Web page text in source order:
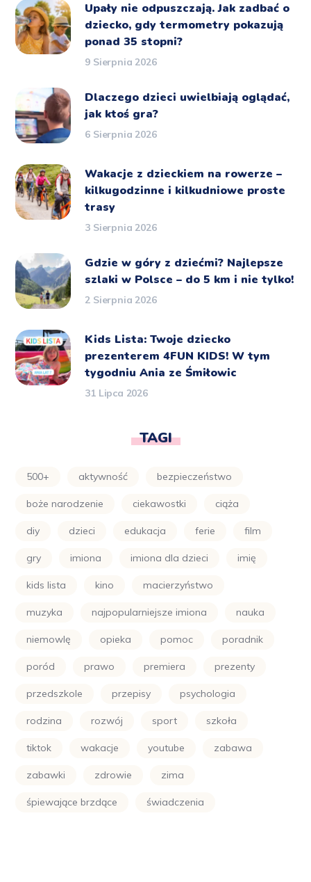
Upały nie odpuszczają. Jak zadbać o
dziecko, gdy termometry pokazują
ponad 35 stopni?
9 Sierpnia 2026
Dlaczego dzieci uwielbiają oglądać,
jak ktoś gra?
6 Sierpnia 2026
Wakacje z dzieckiem na rowerze –
kilkugodzinne i kilkudniowe proste
trasy
3 Sierpnia 2026
Gdzie w góry z dziećmi? Najlepsze
szlaki w Polsce – do 5 km i nie tylko!
2 Sierpnia 2026
Kids Lista: Twoje dziecko
prezenterem 4FUN KIDS! W tym
tygodniu Ania ze Śmiłowic
31 Lipca 2026
TAGI
500+ aktywność bezpieczeństwo
boże narodzenie ciekawostki ciąża
diy dzieci edukacja ferie film
gry imiona imiona dla dzieci imię
kids lista kino macierzyństwo
muzyka najpopularniejsze imiona nauka
niemowlę opieka pomoc poradnik
poród prawo premiera prezenty
przedszkole przepisy psychologia
rodzina rozwój sport szkoła
tiktok wakacje youtube zabawa
zabawki zdrowie zima
śpiewające brzdące świadczenia